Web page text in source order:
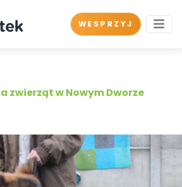
WESPRZYJ
zwierząt w Nowym Dworze